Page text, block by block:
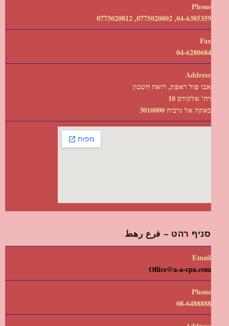
Phone
04-6385359, 0775020802, 0775020812
Fax
04-6280684
Address
אבו פול ראפת, רואה חשבון
רח' אלקודס 10
באקה אל גרביה 3010000
סניף רהט – فرع رهط
Email
Office@a-a-cpa.com
Phone
08-6488888